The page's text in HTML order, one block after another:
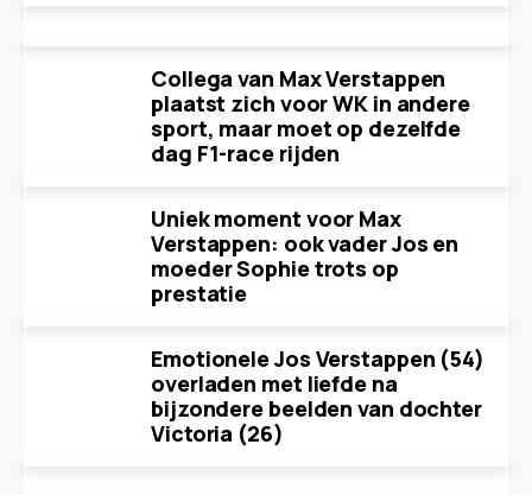
Collega van Max Verstappen
plaatst zich voor WK in andere
sport, maar moet op dezelfde
dag F1-race rijden
Uniek moment voor Max
Verstappen: ook vader Jos en
moeder Sophie trots op
prestatie
Emotionele Jos Verstappen (54)
overladen met liefde na
bijzondere beelden van dochter
Victoria (26)